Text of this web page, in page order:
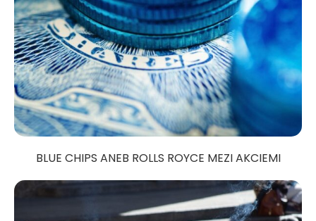
BLUE CHIPS ANEB ROLLS ROYCE MEZI AKCIEMI